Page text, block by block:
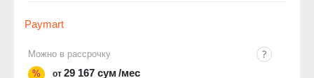
Paymart
Можно в рассрочку
%
от 29 167 сум /мес